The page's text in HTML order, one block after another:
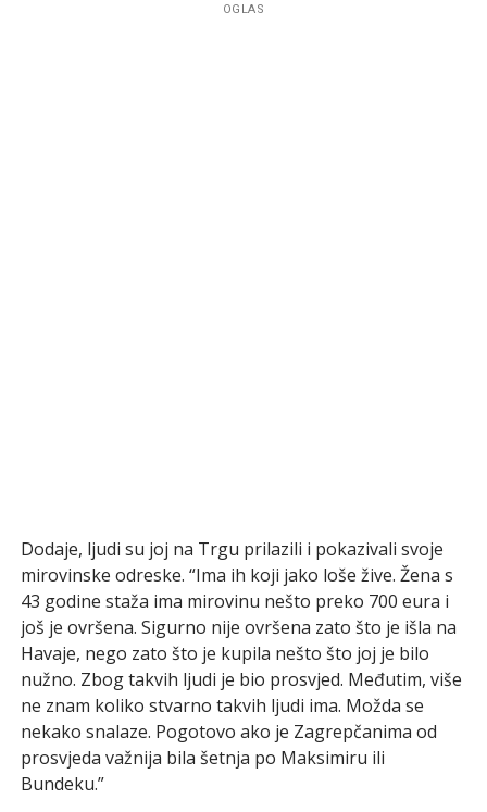
OGLAS
Dodaje, ljudi su joj na Trgu prilazili i pokazivali svoje
mirovinske odreske. “Ima ih koji jako loše žive. Žena s
43 godine staža ima mirovinu nešto preko 700 eura i
još je ovršena. Sigurno nije ovršena zato što je išla na
Havaje, nego zato što je kupila nešto što joj je bilo
nužno. Zbog takvih ljudi je bio prosvjed. Međutim, više
ne znam koliko stvarno takvih ljudi ima. Možda se
nekako snalaze. Pogotovo ako je Zagrepčanima od
prosvjeda važnija bila šetnja po Maksimiru ili
Bundeku.”